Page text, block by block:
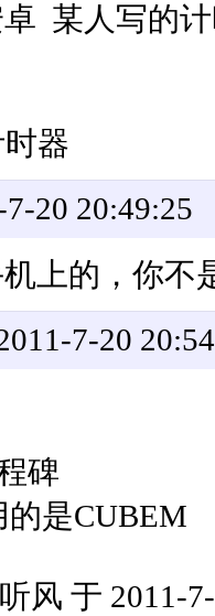
某人写的
器
20 20:49:25
上的，你不
7-20
碑
是CUBEM
风 于 2011-